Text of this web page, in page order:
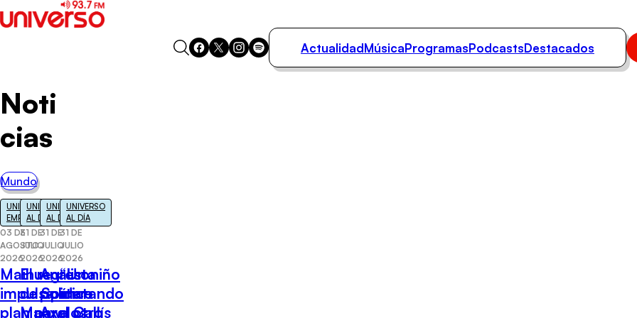
ActualidadMúsicaProgramasPodcastsDestacados
Noti
cias
Mundo
UNIVERSO
EMPRENDEDOR
03 DE
AGOSTO
2026
Maihue
impulsa un
plan para
UNIVERSO
AL DÍA
31 DE
JULIO
2026
El regreso
de Spider-
Man y los
UNIVERSO
AL DÍA
31 DE
JULIO
2026
Analista
político
Axel Callís
UNIVERSO
AL DÍA
31 DE
JULIO
2026
“Un niño
matando
a otro